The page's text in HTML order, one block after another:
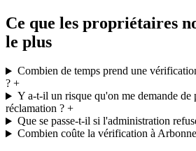
Ce que les propriétaires
le plus
Combien de temps prend une
? +
Y a-t-il un risque qu'on me demande de
réclamation ? +
Que se passe-t-il si l'administration
Combien coûte la vérification à